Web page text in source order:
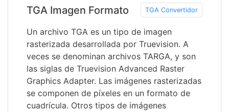
TGA Imagen Formato TGA Convertidor
Un archivo TGA es un tipo de imagen
rasterizada desarrollada por Truevision. A
veces se denominan archivos TARGA, y son
las siglas de Truevision Advanced Raster
Graphics Adapter. Las imágenes rasterizadas
se componen de píxeles en un formato de
cuadrícula. Otros tipos de imágenes